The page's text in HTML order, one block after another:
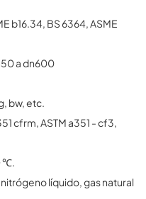
b16.34, BS 6364, ASME
a dn600
bw, etc.
cfrm, ASTM a351 - cf3,
℃.
líquido, gas natural